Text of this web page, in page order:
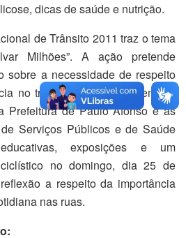
dicas de saúde e nutrição.
de Trânsito 2011 traz o tema
Milhões”. A ação pretende
sobre a necessidade de respeito
no trânsito. Durante a Semana
Prefeitura de Paulo Afonso e as
Serviços Públicos e de Saúde
exposições e um
no domingo, dia 25 de
a respeito da importância
nas ruas.